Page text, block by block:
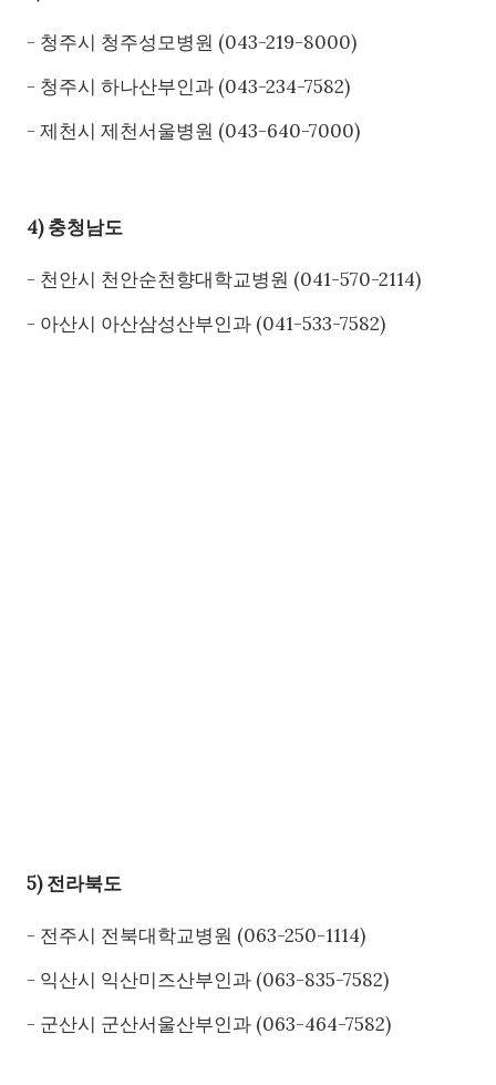
- 청주시 청주성모병원 (043-219-8000)
- 청주시 하나산부인과 (043-234-7582)
- 제천시 제천서울병원 (043-640-7000)
4) 충청남도
- 천안시 천안순천향대학교병원 (041-570-2114)
- 아산시 아산삼성산부인과 (041-533-7582)
5) 전라북도
- 전주시 전북대학교병원 (063-250-1114)
- 익산시 익산미즈산부인과 (063-835-7582)
- 군산시 군산서울산부인과 (063-464-7582)